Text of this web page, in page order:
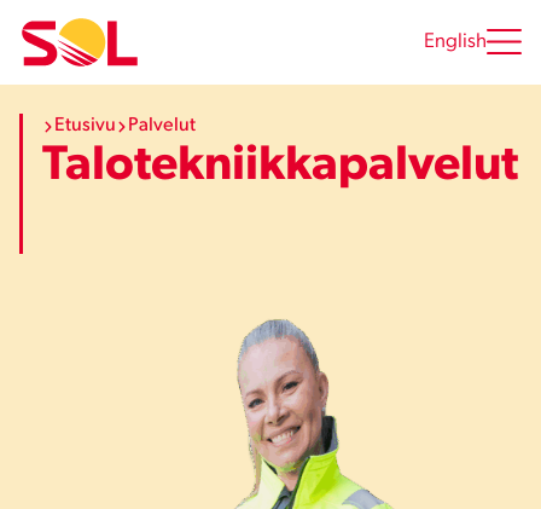
sisältöön
English
Etusivu Palvelut
Talotekniikkapalvelut